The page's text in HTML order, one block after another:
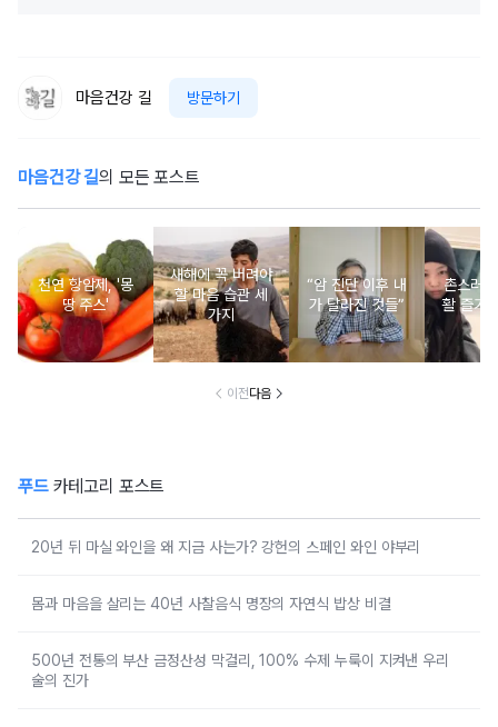
마음건강 길 방문하기
마음건강 길의 모든 포스트
천연 항암제, '몽
땅 주스'
새해에 꼭 버려야
할 마음 습관 세
가지
“암 진단 이후 내
가 달라진 것들”
촌스러
활 즐기
이전다음
푸드카테고리 포스트
20년 뒤 마실 와인을 왜 지금 사는가? 강헌의 스페인 와인 야부리
몸과 마음을 살리는 40년 사찰음식 명장의 자연식 밥상 비결
500년 전통의 부산 금정산성 막걸리, 100% 수제 누룩이 지켜낸 우리
술의 진가